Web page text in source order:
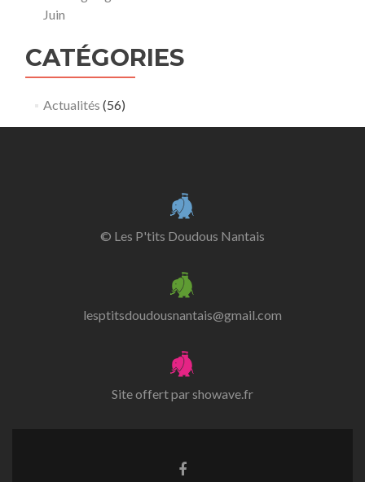
Juin
CATÉGORIES
Actualités (56)
© Les P'tits Doudous Nantais
lesptitsdoudousnantais@gmail.com
Site offert parshowave.fr
Lien